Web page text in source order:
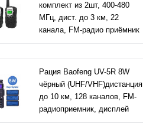
комплект из 2шт, 400-480
МГц, дист. до 3 км, 22
канала, FM-радио приёмник
Рация Baofeng UV-5R 8W
чёрный (UHF/VHF)дистанция
до 10 км, 128 каналов, FM-
радиоприемник, дисплей